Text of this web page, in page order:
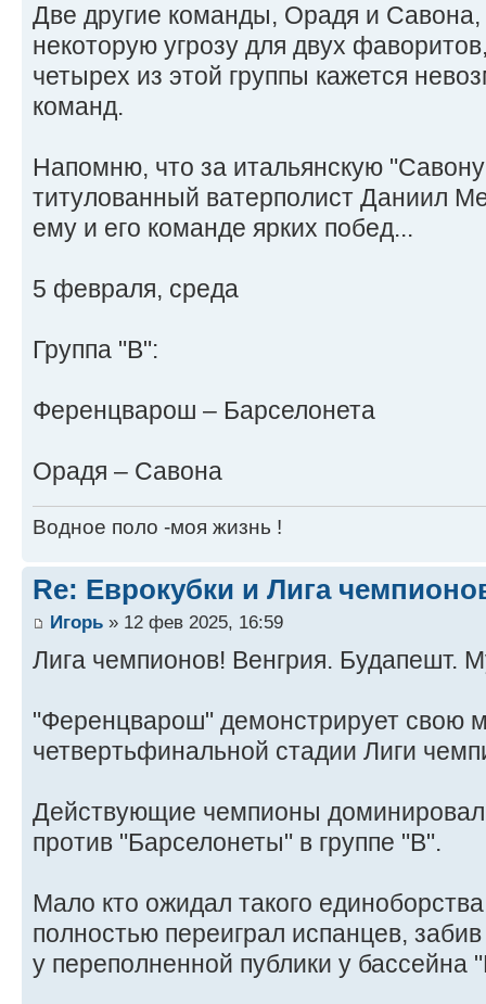
Две другие команды, Орадя и Савона,
некоторую угрозу для двух
четырех из этой группы кажется
команд.
Напомню, что за итальянскую
титулованный ватерполист Даниил
ему и его команде ярких побед...
5 февраля, среда
Группа "В":
Ференцварош – Барселонета
Орадя – Савона
Водное поло -моя жизнь !
Re: Еврокубки и Лига
Игорь » 12 фев 2025, 16:59
Лига чемпионов! Венгрия. Будапешт.
"Ференцварош" демонстрирует свою
четвертьфинальной стадии Лиги
Действующие чемпионы
против "Барселонеты" в группе "B".
Мало кто ожидал такого
полностью переиграл испанцев,
у переполненной публики у бассейна